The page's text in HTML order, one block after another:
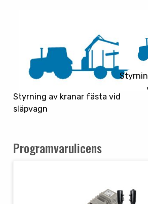
Styrning av kranar fästa vid
släpvagn
Programvarulicens